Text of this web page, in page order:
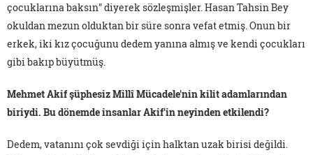
çocuklarına baksın" diyerek sözleşmişler. Hasan Tahsin Bey
okuldan mezun olduktan bir süre sonra vefat etmiş. Onun bir
erkek, iki kız çocuğunu dedem yanına almış ve kendi çocukları
gibi bakıp büyütmüş.
Mehmet Akif şüphesiz Millî Mücadele'nin kilit adamlarından
biriydi. Bu dönemde insanlar Akif'in neyinden etkilendi?
Dedem, vatanını çok sevdiği için halktan uzak birisi değildi.